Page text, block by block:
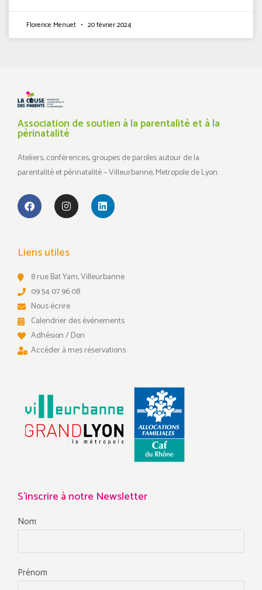
Florence Menuet 20 février 2024
Association de soutien à la parentalité et à la
périnatalité
Ateliers, conférences, groupes de paroles autour de la
parentalité et périnatalité – Villeurbanne, Metropole de Lyon.
Liens utiles
8 rue Bat Yam, Villeurbanne
09 54 07 96 08
Nous écrire
Calendrier des événements
Adhésion / Don
Accéder à mes réservations
S'inscrire à notre Newsletter
Nom
Prénom